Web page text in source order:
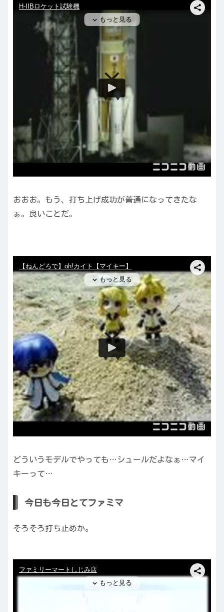
おおお。もう、打ち上げ成功が普通になってきたな
ぁ。良いことだ。
どういうモデルでやっても…シュールだよなぁ…マイ
キーって…
今日も今日とてファミマ
そろそろ打ち止めか。